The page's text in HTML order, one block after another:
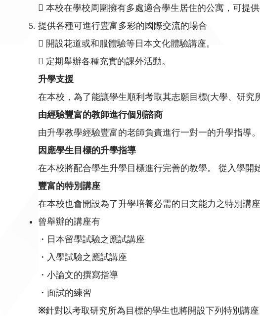
 本校在學校周圍擁有多處適合學生居住的公寓，可提
提供各種可進行豐富多彩的國際交流的場合
 開設花道或和服體驗等日本文化體驗講座。
 定期舉辦各種充實的課外活動。
升學支援
在本校，為了能讓學生順利考取其志願目標(大學、研究
由經驗豐富的教師進行個別諮商
由升學教學經驗豐富的老師負責進行一對一的升學指導。
因應學生目標的升學指導
在本校將配合學生升學目標進行完善的教學。 從入學
豐富的特別講座
在本校也會開設為了升學培養必需的日文能力之特別講座
曾舉辦的講座有
・日本留學試驗之應試講座
・入學試驗之應試講座
・小論文的撰寫指導
・面試的練習
※針對以考取研究所為目標的學生也將開設下列特別講座